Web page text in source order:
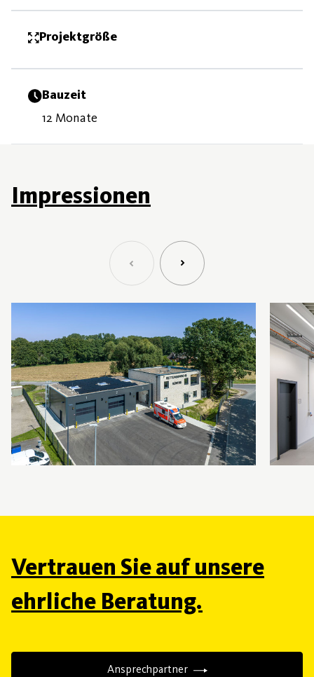
Projektgröße
Bauzeit
12 Monate
Impressionen
Vertrauen Sie auf unsere
ehrliche Beratung.
Ansprechpartner